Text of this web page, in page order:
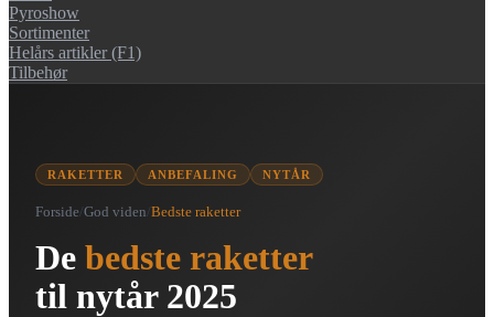
Pyroshow
Sortimenter
Helårs artikler (F1)
Tilbehør
RAKETTER ANBEFALING NYTÅR
Forside/God viden/Bedste raketter
De bedste raketter
til nytår 2025